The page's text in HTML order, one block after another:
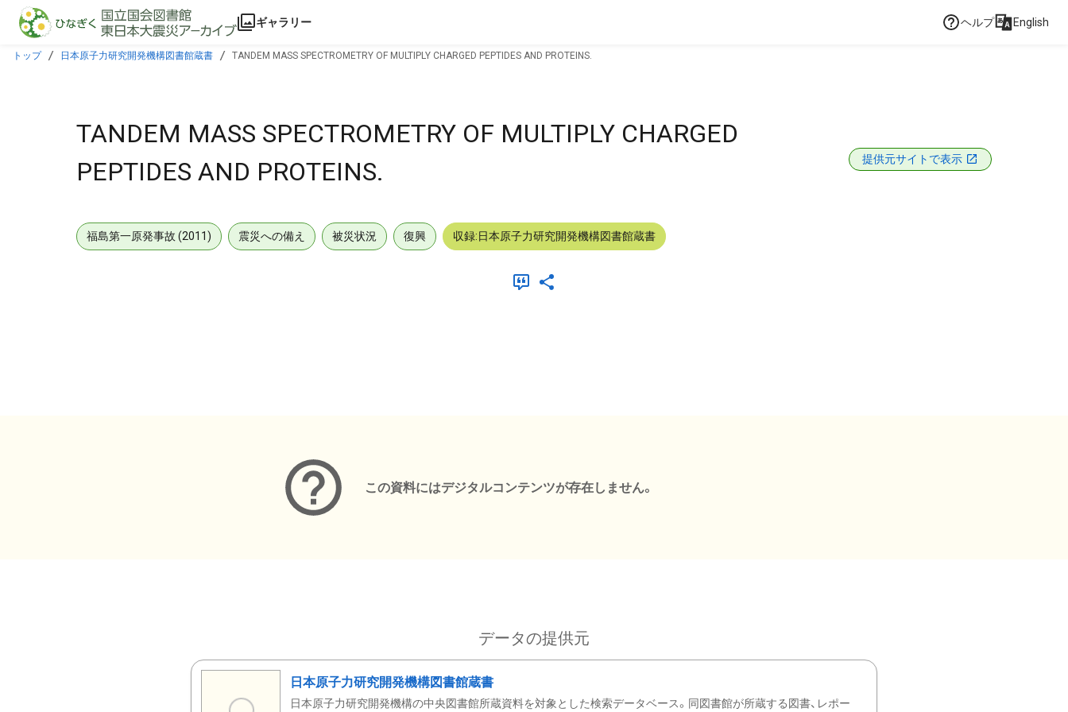
本文に飛ぶ
ギャラリー ヘルプ English
トップ 日本原子力研究開発機構図書館蔵書 TANDEM MASS SPECTROMETRY OF MULTIPLY CHARGED PEPTIDES AND PROTEINS.
TANDEM MASS SPECTROMETRY OF MULTIPLY CHARGED
PEPTIDES AND PROTEINS.
提供元サイトで表示
福島第一原発事故 (2011) 震災への備え 被災状況 復興 収録:日本原子力研究開発機構図書館蔵書
この資料にはデジタルコンテンツが存在しません。
データの提供元
日本原子力研究開発機構図書館蔵書
日本原子力研究開発機構の中央図書館所蔵資料を対象とした検索データベース。同図書館が所蔵する図書、レポー